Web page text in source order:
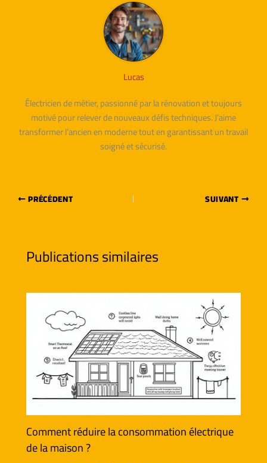
Lucas
Électricien de métier, passionné par la rénovation et toujours
motivé pour relever de nouveaux défis techniques. J’aime
transformer l’ancien en moderne tout en garantissant un travail
soigné et sécurisé.
PRÉCÉDENT SUIVANT
Publications similaires
Comment réduire la consommation électrique
de la maison ?